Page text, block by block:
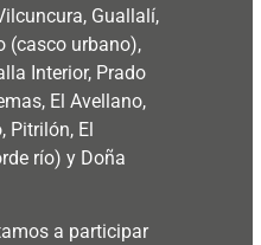
Guallalí,
(casco urbano),
Interior, Prado
El Avellano,
Pitrilón, El
río) y Doña
a participar